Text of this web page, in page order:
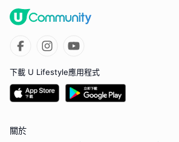
下載 U Lifestyle應用程式
關於